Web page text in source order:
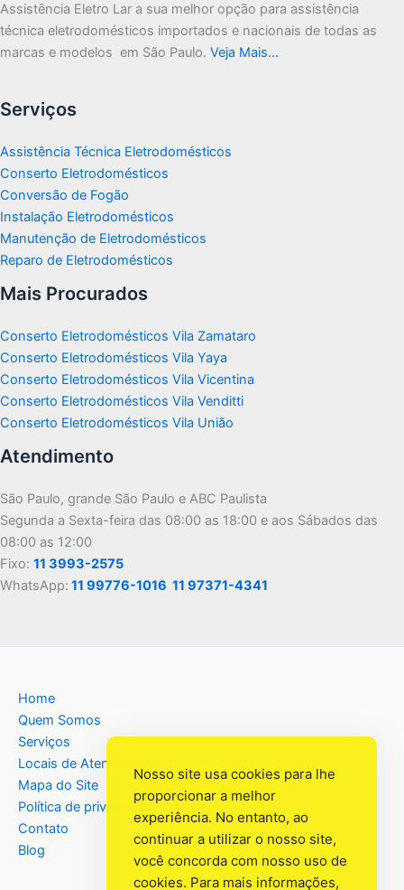
Assistência Eletro Lar a sua melhor opção para assistência
técnica eletrodomésticos importados e nacionais de todas as
marcas e modelos em São Paulo. Veja Mais…
Serviços
Assistência Técnica Eletrodomésticos
Conserto Eletrodomésticos
Conversão de Fogão
Instalação Eletrodomésticos
Manutenção de Eletrodomésticos
Reparo de Eletrodomésticos
Mais Procurados
Conserto Eletrodomésticos Vila Zamataro
Conserto Eletrodomésticos Vila Yaya
Conserto Eletrodomésticos Vila Vicentina
Conserto Eletrodomésticos Vila Venditti
Conserto Eletrodomésticos Vila União
Atendimento
São Paulo, grande São Paulo e ABC Paulista
Segunda a Sexta-feira das 08:00 as 18:00 e aos Sábados das
08:00 as 12:00
Fixo: 11 3993-2575
WhatsApp: 11 99776-1016 11 97371-4341
Home
Quem Somos
Serviços
Locais de Atendimento
Mapa do Site
Política de privacidade
Contato
Blog
Nosso site usa cookies para lhe
proporcionar a melhor
experiência. No entanto, ao
continuar a utilizar o nosso site,
você concorda com nosso uso de
cookies. Para mais informações,